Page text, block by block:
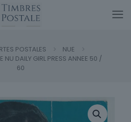
POSTALES
NUE
NU DAILY GIRL PRESS ANNEE 50 /
60